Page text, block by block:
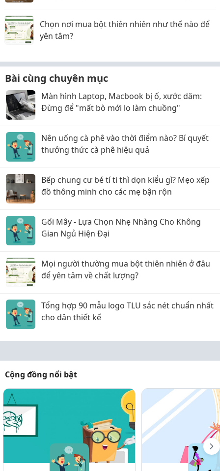
Chọn nơi mua bột thiên nhiên như thế nào để
yên tâm?
Bài cùng chuyên mục
Màn hình Laptop, Macbook bị ố, xước dăm:
Đừng để "mất bò mới lo làm chuồng"
Nên uống cà phê vào thời điểm nào? Bí quyết
thưởng thức cà phê hiệu quả
Bếp chung cư bé tí ti thì dọn kiểu gì? Mẹo xếp
đồ thông minh cho các mẹ bận rộn
Gối Mây - Lựa Chọn Nhẹ Nhàng Cho Không
Gian Ngủ Hiện Đại
Mọi người thường mua bột thiên nhiên ở đâu
để yên tâm về chất lượng?
Tổng hợp 90 mẫu logo TLU sắc nét chuẩn nhất
cho dân thiết kế
Cộng đồng nổi bật